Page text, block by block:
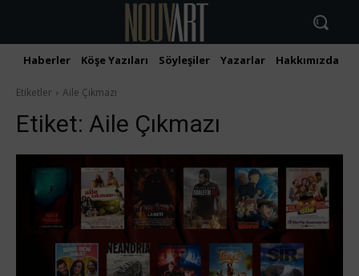
Haberler Köşe Yazıları Söyleşiler Yazarlar Hakkımızda
Etiketler Aile Çıkmazı
Etiket: Aile Çıkmazı